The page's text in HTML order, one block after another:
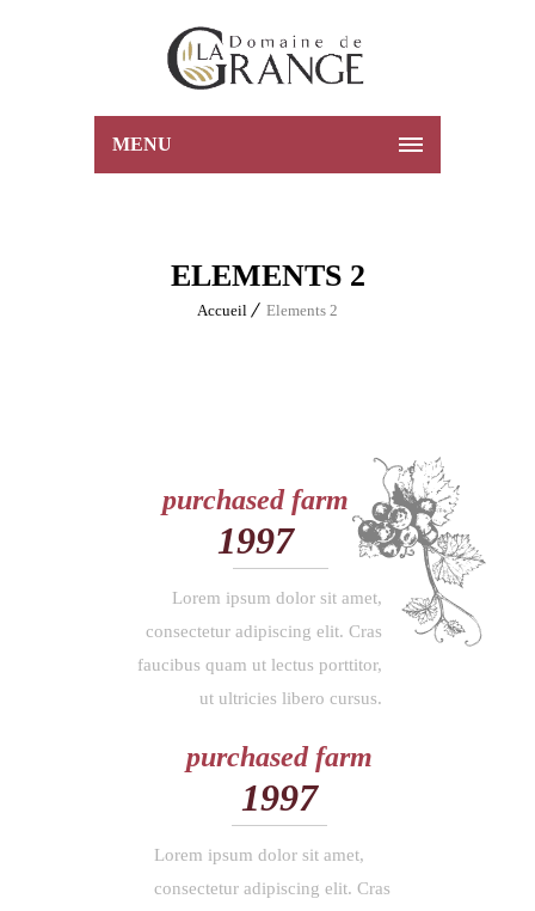
MENU
ELEMENTS 2
Accueil Elements 2
purchased farm
1997
Lorem ipsum dolor sit amet,
consectetur adipiscing elit. Cras
faucibus quam ut lectus porttitor,
ut ultricies libero cursus.
purchased farm
1997
Lorem ipsum dolor sit amet,
consectetur adipiscing elit. Cras